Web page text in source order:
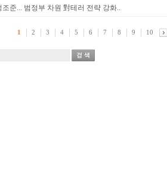
조준... 범정부 차원 對테러 전략 강화..
1 2 3 4 5 6 7 8 9 10